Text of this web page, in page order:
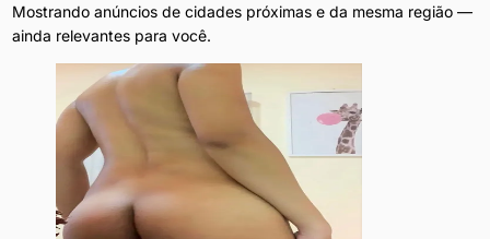
Mostrando anúncios de cidades próximas e da mesma região —
ainda relevantes para você.